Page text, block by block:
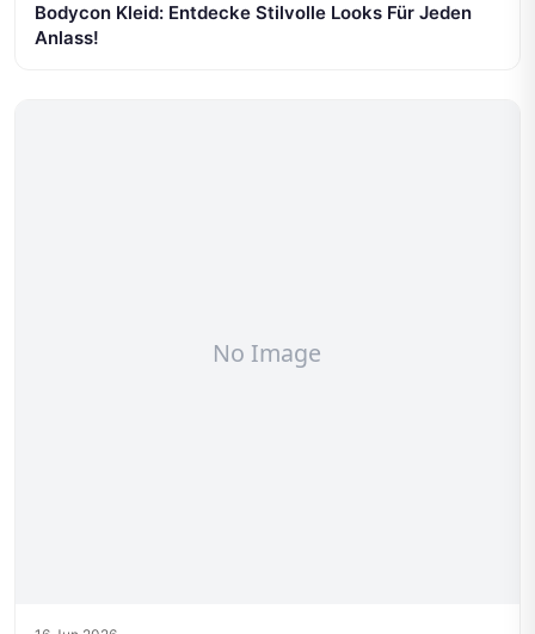
Bodycon Kleid: Entdecke Stilvolle Looks Für Jeden
Anlass!